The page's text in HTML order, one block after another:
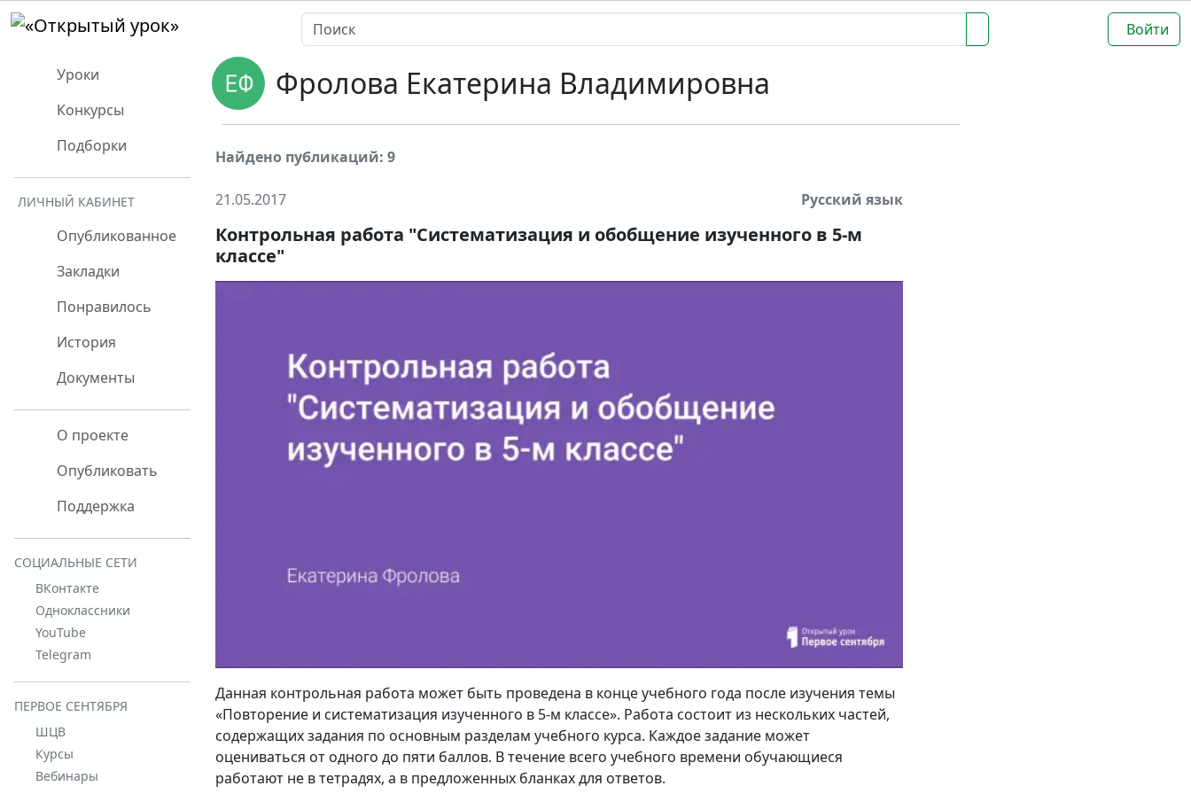
Войти
Уроки
Конкурсы
Подборки
ЛИЧНЫЙ КАБИНЕТ
Опубликованное
Закладки
Понравилось
История
Документы
О проекте
Опубликовать
Поддержка
СОЦИАЛЬНЫЕ СЕТИ
ВКонтакте
Одноклассники
YouTube
Telegram
ПЕРВОЕ СЕНТЯБРЯ
ШЦВ
Курсы
Вебинары
Фролова Екатерина Владимировна
Найдено публикаций: 9
21.05.2017 Русский язык
Контрольная работа "Систематизация и обобщение изученного в 5-м
классе"
Данная контрольная работа может быть проведена в конце учебного года после изучения темы
«Повторение и систематизация изученного в 5-м классе». Работа состоит из нескольких частей,
содержащих задания по основным разделам учебного курса. Каждое задание может
оцениваться от одного до пяти баллов. В течение всего учебного времени обучающиеся
работают не в тетрадях, а в предложенных бланках для ответов.